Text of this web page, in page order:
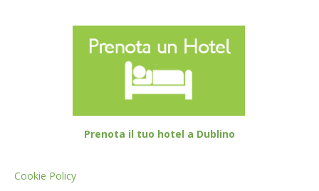
Prenota il tuo hotel a Dublino
Cookie Policy